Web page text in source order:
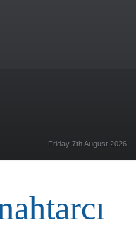
Friday 7th August 2026